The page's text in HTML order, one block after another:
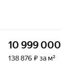
10 999 000
138 876 ₽ за м²